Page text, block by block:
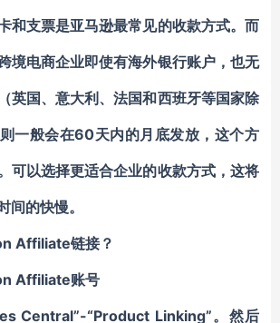
和支票是亚马逊最常见的收款方式。而
境电商企业即使有海外银行账户，也无
英国、意大利、法国和西班牙等国家除
一般会在60天内的月底发放，这个方
可以选择更适合企业的收款方式，这将
间的快慢。
Affiliate链接？
Affiliate账号
Central”-“Product Linking”。然后